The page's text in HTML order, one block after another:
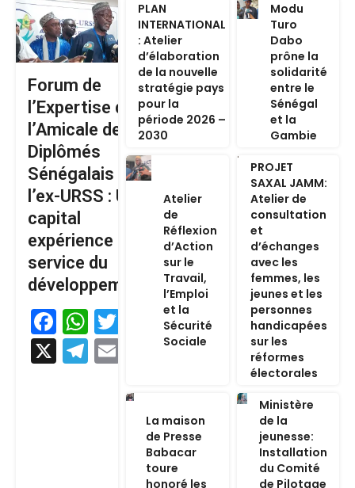
Forum de
l’Expertise de
l’Amicale des
Diplômés
Sénégalais de
l’ex-URSS : Un
capital
expérience au
service du
développement
Facebook
WhatsApp
Twitter
X
Telegram
Email
PLAN
INTERNATIONAL
: Atelier
d’élaboration
de la nouvelle
stratégie pays
pour la
période 2026 –
2030
Modu
Turo
Dabo
prône la
solidarité
entre le
Sénégal
et la
Gambie
Atelier
de
Réflexion
d’Action
sur le
Travail,
l’Emploi
et la
Sécurité
Sociale
PROJET
SAXAL JAMM:
Atelier de
consultation
et
d’échanges
avec les
femmes, les
jeunes et les
personnes
handicapées
sur les
réformes
électorales
La maison
de Presse
Babacar
toure
honoré les
Ministère
de la
jeunesse:
Installation
du Comité
de Pilotage